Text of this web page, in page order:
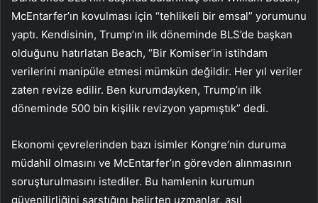
McEntarfer’ın kovulması için “tehlikeli bir emsal” yorumunu
yaptı. Kendisinin, Trump’ın ilk döneminde BLS’de başkan
olduğunu hatırlatan Beach, “Bir Komiser’in istihdam
verilerini manipüle etmesi mümkün değildir. Her yıl veriler
zaten revize edilir. Ben kurumdayken, Trump’ın ilk
döneminde 500 bin kişilik revizyon yapmıştık” dedi.
Ekonomi çevrelerinden bazı isimler Kongre’nin duruma
müdahil olmasını ve McEntarfer’ın görevden alınmasının
soruşturulmasını istediler. Bu hamlenin kurumun
güvenilirliğini sarstığını belirten uzmanlar, asıl